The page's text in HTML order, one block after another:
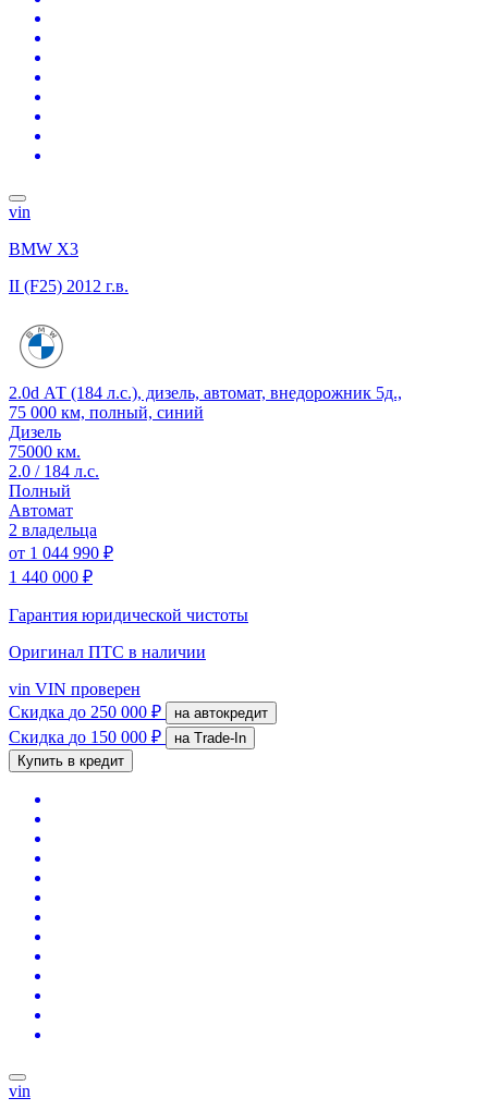
vin
BMW X3
II (F25) 2012 г.в.
2.0d АТ (184 л.с.), дизель, автомат, внедорожник 5д.,
75 000 км, полный, синий
Дизель
75000 км.
2.0 / 184 л.с.
Полный
Автомат
2 владельца
от 1 044 990 ₽
1 440 000 ₽
Гарантия юридической чистоты
Оригинал ПТС в наличии
vin VIN проверен
Скидка до 250 000 ₽ на автокредит
Скидка до 150 000 ₽
на Trade-In
Купить в кредит
vin